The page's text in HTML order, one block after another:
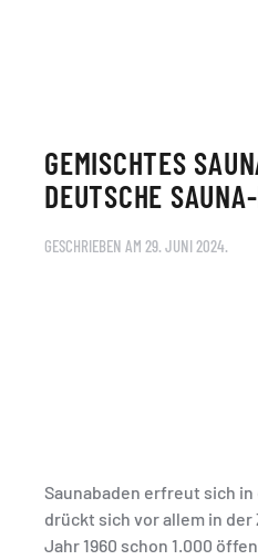
GEMISCHTES
DEUTSCHE
GESCHRIEBEN AM 29. JUNI 2024.
Saunabaden erfreut sich
drückt sich vor allem in
Jahr 1960 schon 1.000